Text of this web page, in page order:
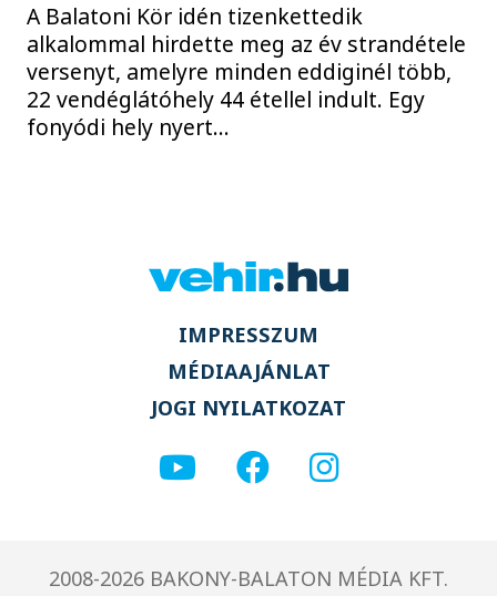
A Balatoni Kör idén tizenkettedik
alkalommal hirdette meg az év strandétele
versenyt, amelyre minden eddiginél több,
22 vendéglátóhely 44 étellel indult. Egy
fonyódi hely nyert...
IMPRESSZUM
MÉDIAAJÁNLAT
JOGI NYILATKOZAT
2008-2026 BAKONY-BALATON MÉDIA KFT.